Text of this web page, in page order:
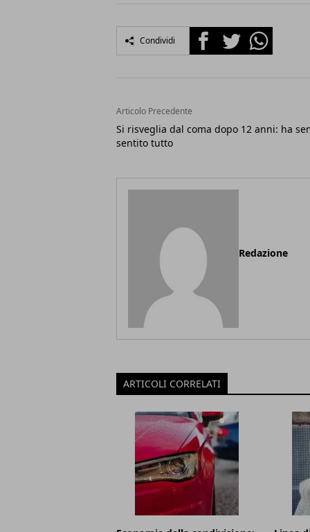
Condividi FacebookTwitterWhatsapp
Articolo Precedente
Si risveglia dal coma dopo 12 anni: ha
sentito tutto
Redazione
ARTICOLI CORRELATI